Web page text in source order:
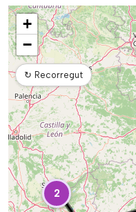
Mapa
2
+
−
↻ Recorregut